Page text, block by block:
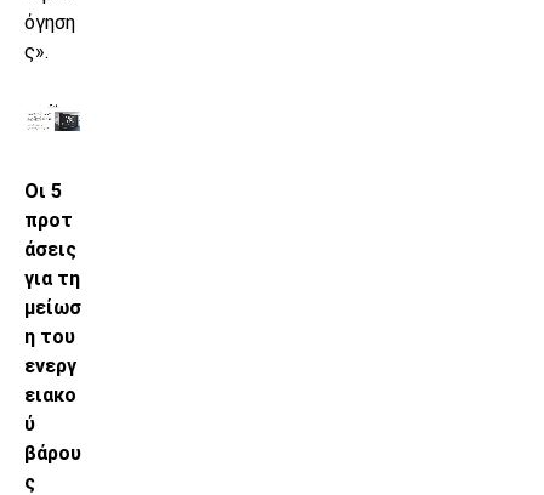
όγηση
ς».
Οι 5
προτ
άσεις
για τη
μείωσ
η του
ενεργ
ειακο
ύ
βάρου
ς